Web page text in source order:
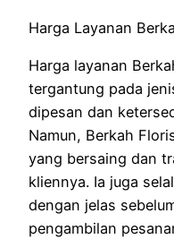
Harga Layanan
Harga layanan
tergantung pada
dipesan dan
Namun, Berkah
yang bersaing dan
kliennya. Ia juga
dengan jelas
pengambilan